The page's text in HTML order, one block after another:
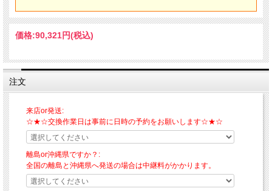
価格:90,321円(税込)
注文
来店or発送:
☆★☆交換作業日は事前に日時の予約をお願いします☆★☆
離島or沖縄県ですか？:
全国の離島と沖縄県へ発送の場合は中継料がかかります。